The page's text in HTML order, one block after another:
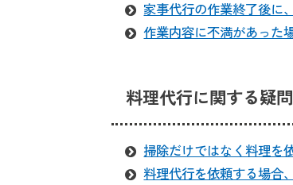
家事代行の作業終了後に
作業内容に不満があった
料理代行に関する疑問
掃除だけではなく料理を
料理代行を依頼する場合